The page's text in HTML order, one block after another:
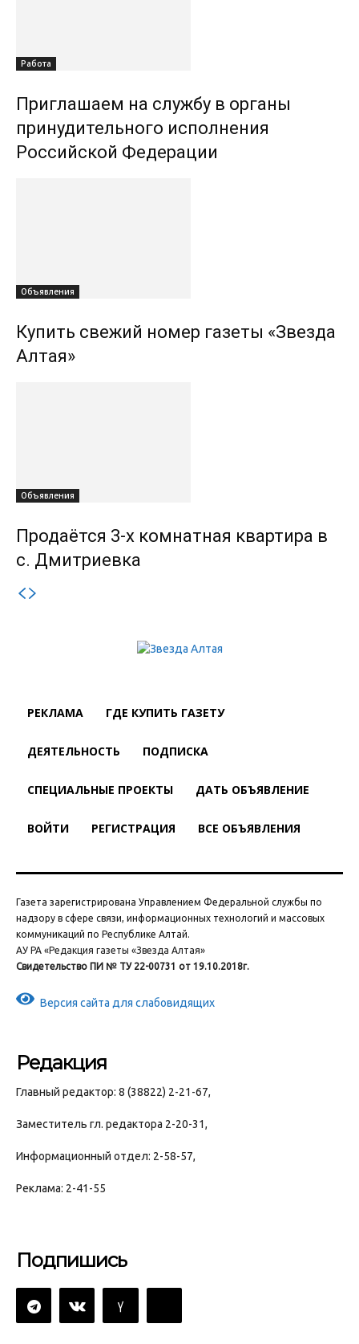
Работа
Приглашаем на службу в органы
принудительного исполнения
Российской Федерации
Объявления
Купить свежий номер газеты «Звезда
Алтая»
Объявления
Продаётся 3-х комнатная квартира в
с. Дмитриевка
РЕКЛАМА ГДЕ КУПИТЬ ГАЗЕТУ
ДЕЯТЕЛЬНОСТЬ ПОДПИСКА
СПЕЦИАЛЬНЫЕ ПРОЕКТЫ ДАТЬ ОБЪЯВЛЕНИЕ
ВОЙТИ РЕГИСТРАЦИЯ ВСЕ ОБЪЯВЛЕНИЯ
Газета зарегистрирована Управлением Федеральной службы по
надзору в сфере связи, информационных технологий и массовых
коммуникаций по Республике Алтай.
АУ РА «Редакция газеты «Звезда Алтая»
Свидетельство ПИ № ТУ 22-00731 от 19.10.2018г.
Версия сайта для слабовидящих
Редакция
Главный редактор: 8 (38822) 2-21-67,
Заместитель гл. редактора 2-20-31,
Информационный отдел: 2-58-57,
Реклама: 2-41-55
Подпишись